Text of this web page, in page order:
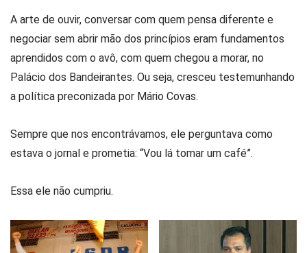
A arte de ouvir, conversar com quem pensa diferente e
negociar sem abrir mão dos princípios eram fundamentos
aprendidos com o avô, com quem chegou a morar, no
Palácio dos Bandeirantes. Ou seja, cresceu testemunhando
a política preconizada por Mário Covas.
Sempre que nos encontrávamos, ele perguntava como
estava o jornal e prometia: “Vou lá tomar um café”.
Essa ele não cumpriu.